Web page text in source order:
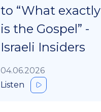
to “What exactly
is the Gospel” -
Israeli Insiders
04.06.2026
Listen